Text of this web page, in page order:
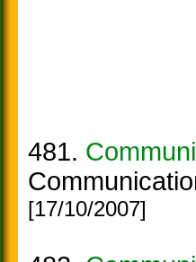
481.
[17/10/2007]